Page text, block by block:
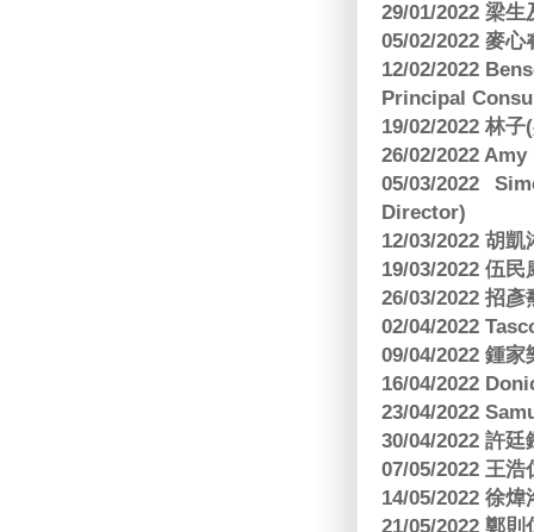
29/01/2022 梁
05/02/2022 麥
12/02/2022
Principal
19/02/2022 林
26/02/2022
05/03/2022
Director)
12/03/2022 胡
19/03/2022 伍
26/03/2022 招
02/04/2022
09/04/2022 鍾
16/04/2022
23/04/2022
30/04/2022 許
07/05/2022 王
14/05/2022 徐
21/05/2022 鄭